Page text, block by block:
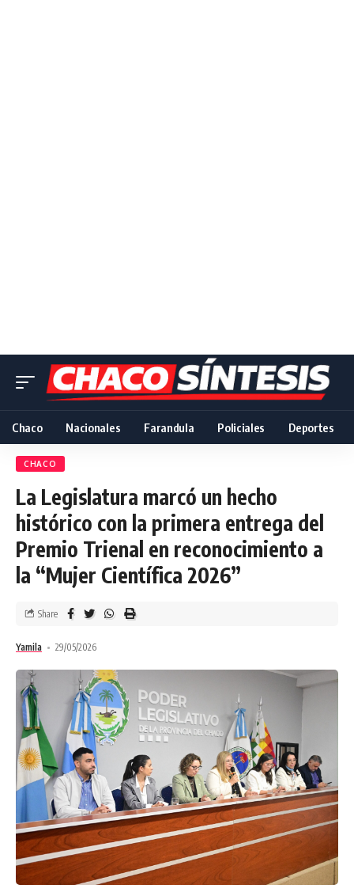
Chaco Nacionales Farandula Policiales Deportes
CHACO
La Legislatura marcó un hecho
histórico con la primera entrega del
Premio Trienal en reconocimiento a
la “Mujer Científica 2026”
Yamila 29/05/2026
Share